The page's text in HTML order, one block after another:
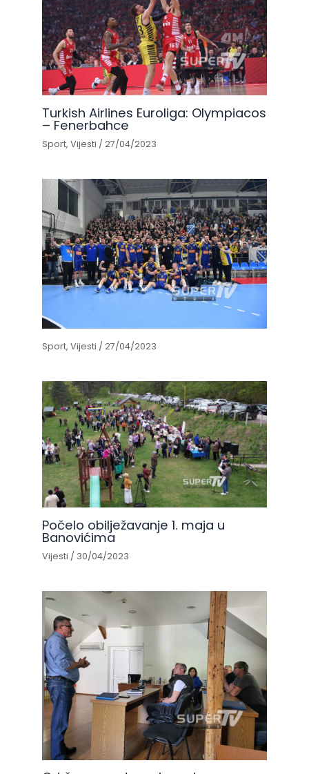
Turkish Airlines Euroliga: Olympiacos
– Fenerbahce
Sport,Vijesti /27/04/2023
Sport,Vijesti /27/04/2023
Počelo obilježavanje 1. maja u
Banovićima
Vijesti / 30/04/2023